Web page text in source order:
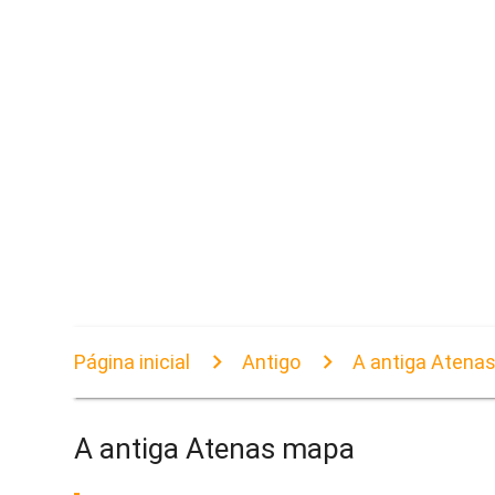
Página inicial Antigo A antiga
A antiga Atenas mapa